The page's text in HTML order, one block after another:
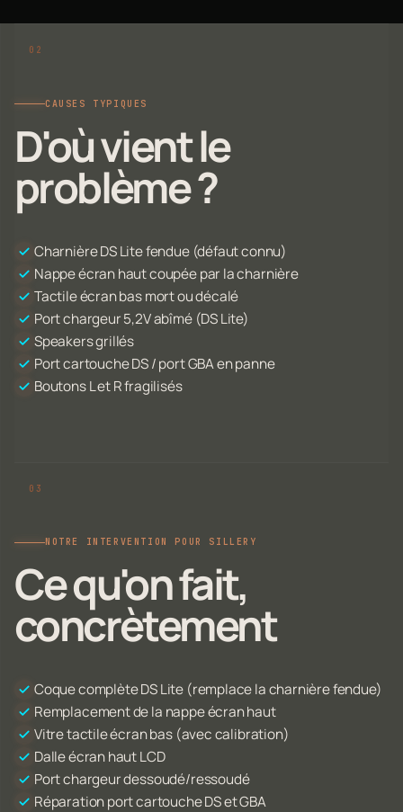
CAUSES TYPIQUES
D'où vient le
problème ?
Charnière DS Lite fendue (défaut connu)
Nappe écran haut coupée par la charnière
Tactile écran bas mort ou décalé
Port chargeur 5,2V abîmé (DS Lite)
Speakers grillés
Port cartouche DS / port GBA en panne
Boutons L et R fragilisés
NOTRE INTERVENTION POUR SILLERY
Ce qu'on fait,
concrètement
Coque complète DS Lite (remplace la charnière fendue)
Remplacement de la nappe écran haut
Vitre tactile écran bas (avec calibration)
Dalle écran haut LCD
Port chargeur dessoudé/ressoudé
Réparation port cartouche DS et GBA